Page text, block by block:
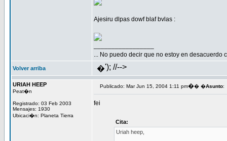
Ajesiru dlpas dowf blaf bvlas :
... No puedo decir que no estoy en desacuerdo
Volver arriba �'); //-->
URIAH HEEP
Peat�n
Registrado: 03 Feb 2003
Mensajes: 1930
Ubicaci�n: Planeta Tierra
Publicado: Mar Jun 15, 2004 1:11 pm�� �Asunto:
fei
Cita:
Uriah heep,